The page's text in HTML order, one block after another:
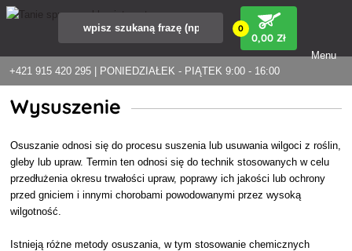
+421 915 420 295 | PONIEDZIAŁEK - PIĄTEK 9:00 - 16:00
0
0,00 Zł
Menu
Wysuszenie
Osuszanie odnosi się do procesu suszenia lub usuwania wilgoci z roślin,
gleby lub upraw. Termin ten odnosi się do technik stosowanych w celu
przedłużenia okresu trwałości upraw, poprawy ich jakości lub ochrony
przed gniciem i innymi chorobami powodowanymi przez wysoką
wilgotność.
Istnieją różne metody osuszania, w tym stosowanie chemicznych